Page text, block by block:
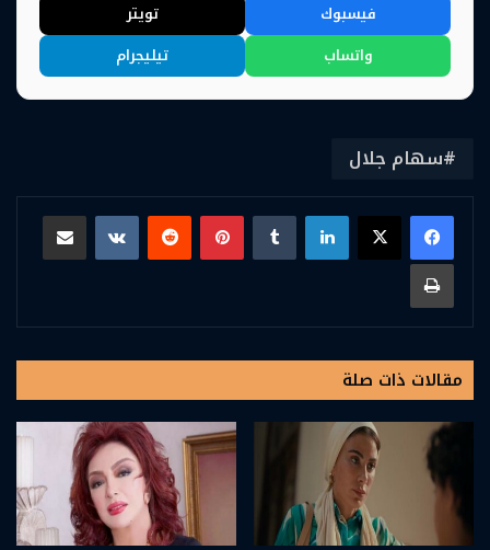
فيسبوك
تويتر
واتساب
تيليجرام
سهام جلال
لينكدإن بينتيريست
مشاركة عبر البريد
طباعة
مقالات ذات صلة